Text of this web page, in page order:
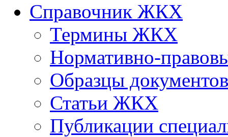
Справочник ЖКХ
Термины ЖКХ
Нормативно-
Образцы документов
Статьи ЖКХ
Публикации